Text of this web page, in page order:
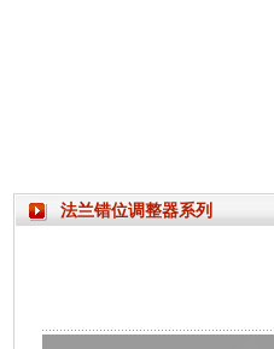
法兰错位调整器系列